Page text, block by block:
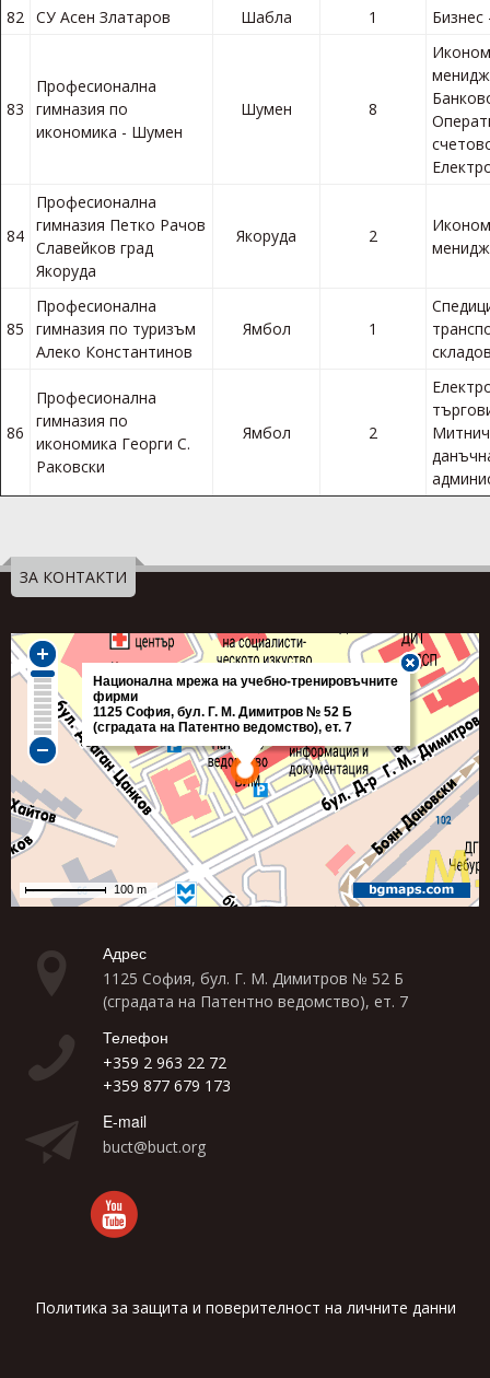
82 СУ Асен Златаров Шабла 1 Бизнес
83
Професионална
гимназия по
икономика - Шумен
Шумен 8
84
Професионална
гимназия Петко Рачов
Славейков град
Якоруда
Якоруда 2
85
Професионална
гимназия по туризъм
Алеко Константинов
Ямбол 1
86
Професионална
гимназия по
икономика Георги С.
Раковски
Ямбол 2
ЗА КОНТАКТИ
Адрес
1125 София, бул. Г. М. Димитров № 52 Б
(сградата на Патентно ведомство), ет. 7
Телефон
+359 2 963 22 72
+359 877 679 173
E-mail
buct@buct.org
Политика за защита и поверителност на личните данни